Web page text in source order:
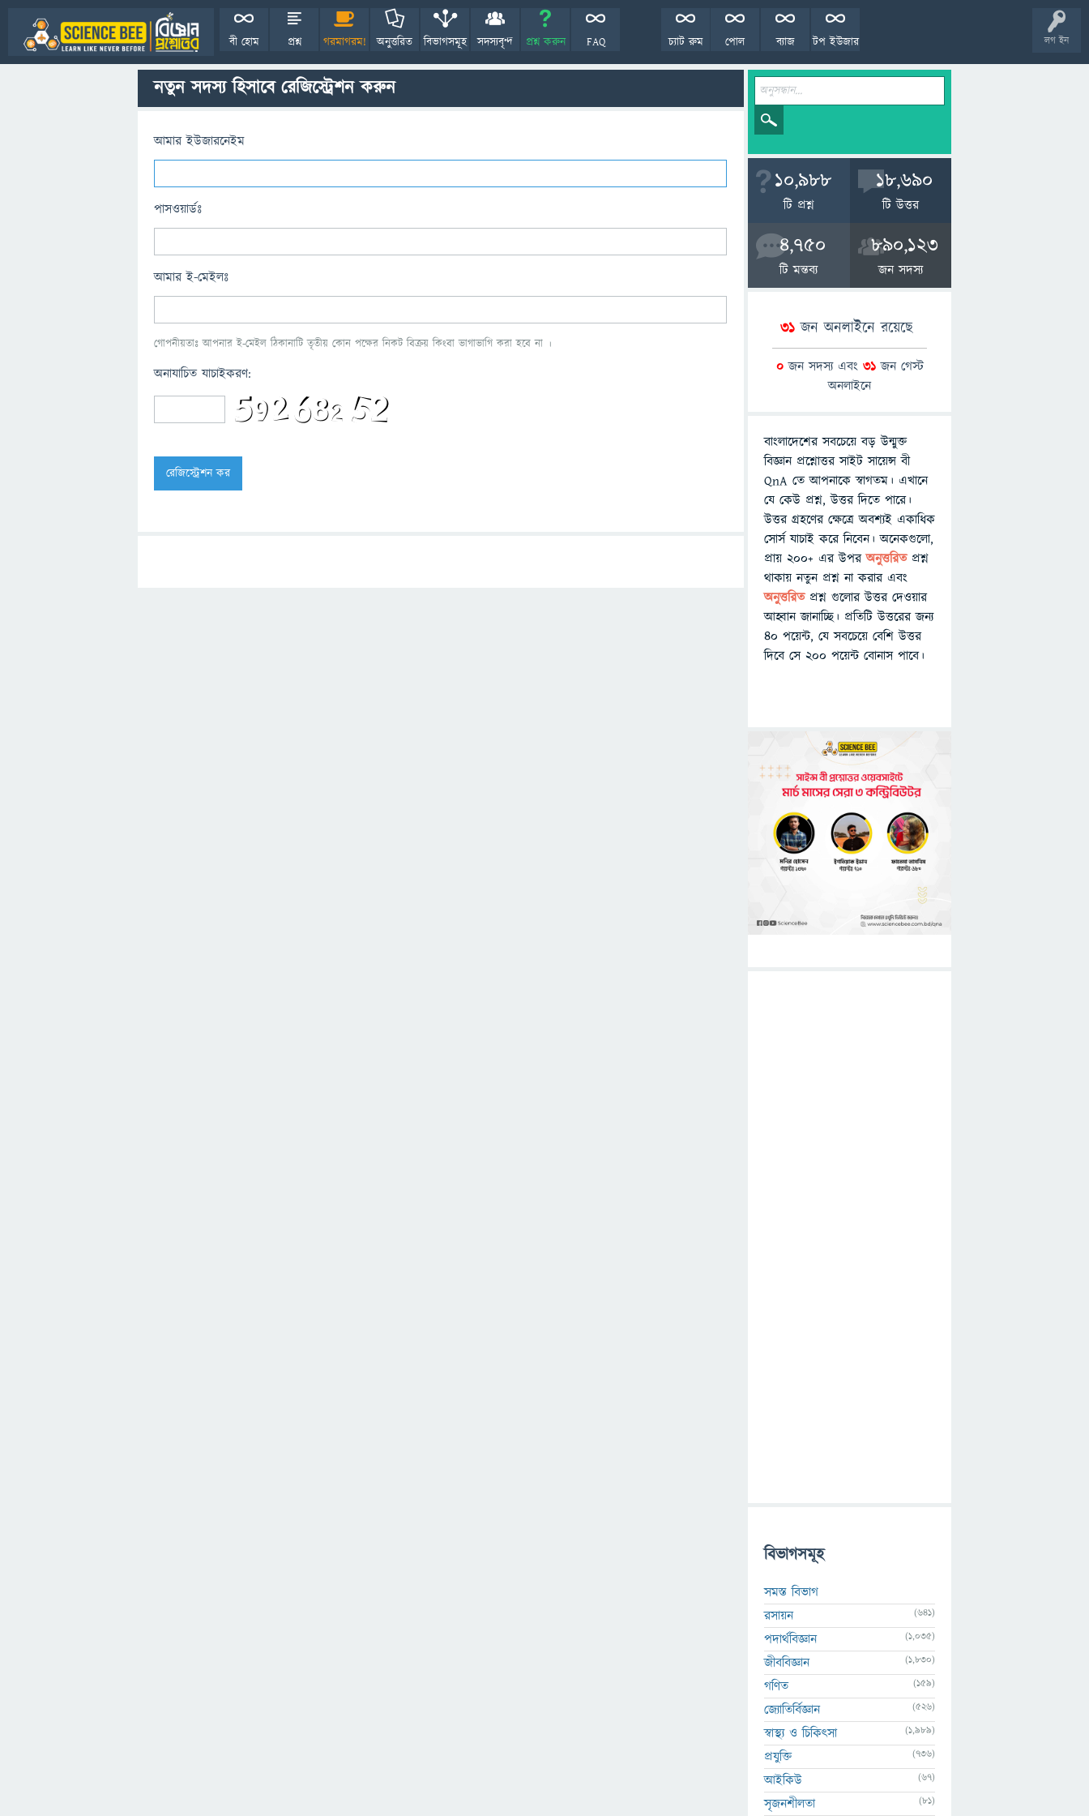
লগ ইন
বী হোম প্রশ্ন গরমাগরম! অনুত্তরিত বিভাগসমূহ সদস্যবৃন্দ প্রশ্ন করুন FAQ টপ ইউজার
ব্যাজ
পোল
চ্যাট রুম
নতুন সদস্য হিসাবে রেজিস্ট্রেশন করুন
আমার ইউজারনেইম
পাসওয়ার্ডঃ
আমার ই-মেইলঃ
গোপনীয়তাঃ আপনার ই-মেইল ঠিকানাটি তৃতীয় কোন পক্ষের নিকট বিক্রয় কিংবা ভাগাভাগি করা হবে না ।
অনাযাচিত যাচাইকরণ:
10,988
টি প্রশ্ন
18,690
টি উত্তর
4,750
টি মন্তব্য
890,123
জন সদস্য
31জন অনলাইনে রয়েছে
0জন সদস্য এবং 31জন গেস্ট
অনলাইনে
বাংলাদেশের সবচেয়ে বড় উন্মুক্ত
বিজ্ঞান প্রশ্নোত্তর সাইট সায়েন্স বী
QnA তে আপনাকে স্বাগতম। এখানে
যে কেউ প্রশ্ন, উত্তর দিতে পারে।
উত্তর গ্রহণের ক্ষেত্রে অবশ্যই একাধিক
সোর্স যাচাই করে নিবেন। অনেকগুলো,
প্রায় ২০০+ এর উপরঅনুত্তরিতপ্রশ্ন
থাকায় নতুন প্রশ্ন না করার এবং
অনুত্তরিত প্রশ্ন গুলোর উত্তর দেওয়ার
আহ্বান জানাচ্ছি। প্রতিটি উত্তরের জন্য
৪০ পয়েন্ট, যে সবচেয়ে বেশি উত্তর
দিবে সে ২০০ পয়েন্ট বোনাস পাবে।
বিভাগসমূহ
সমস্ত বিভাগ
রসায়ন
(641)
পদার্থবিজ্ঞান (1,035)
জীববিজ্ঞান (1,830)
গণিত (159)
জ্যোতির্বিজ্ঞান (526)
স্বাস্থ্য ও চিকিৎসা (1,989)
প্রযুক্তি (736)
আইকিউ (67)
সৃজনশীলতা (81)